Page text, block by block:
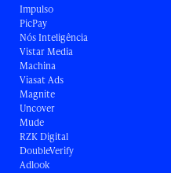
Impulso
PicPay
Nós Inteligência
Vistar Media
Machina
Viasat Ads
Magnite
Uncover
Mude
RZK Digital
DoubleVerify
Adlook